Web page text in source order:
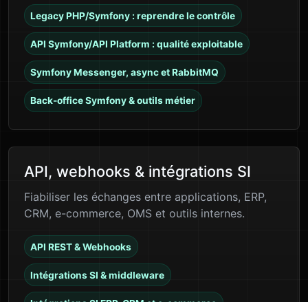
Legacy PHP/Symfony : reprendre le contrôle
API Symfony/API Platform : qualité exploitable
Symfony Messenger, async et RabbitMQ
Back-office Symfony & outils métier
API, webhooks & intégrations SI
Fiabiliser les échanges entre applications, ERP,
CRM, e-commerce, OMS et outils internes.
API REST & Webhooks
Intégrations SI & middleware